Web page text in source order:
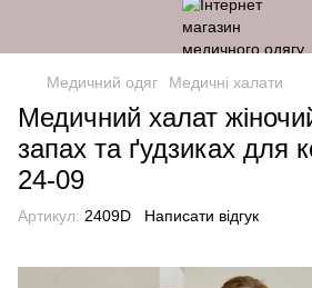
Медичний одяг Медичні халати
Медичний халат
запах та ґудзиках для
24-09
Артикул: 2409D Написати відгук